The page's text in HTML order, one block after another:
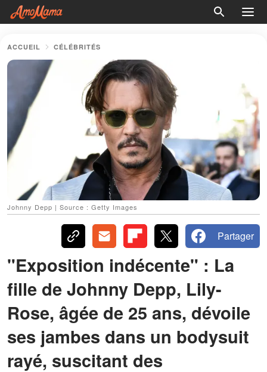
ACCUEIL CÉLÉBRITÉS
Johnny Depp | Source : Getty Images
Partager
"Exposition indécente" : La
fille de Johnny Depp, Lily-
Rose, âgée de 25 ans, dévoile
ses jambes dans un bodysuit
rayé, suscitant des